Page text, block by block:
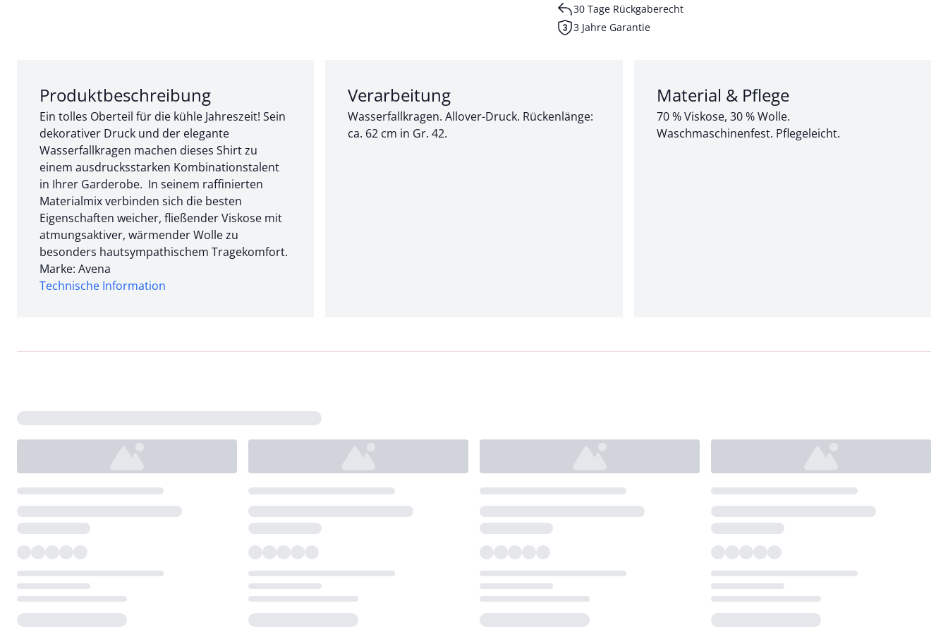
30 Tage Rückgaberecht
3 Jahre Garantie
Abschnitt 1 von 3:
Produktbeschreibung
Ein tolles Oberteil für die kühle Jahreszeit! Sein
dekorativer Druck und der elegante
Wasserfallkragen machen dieses Shirt zu
einem ausdrucksstarken Kombinationstalent
in Ihrer Garderobe. In seinem raffinierten
Materialmix verbinden sich die besten
Eigenschaften weicher, fließender Viskose mit
atmungsaktiver, wärmender Wolle zu
besonders hautsympathischem Tragekomfort.
Marke: Avena
Technische Information
Abschnitt 2 von 3:
Verarbeitung
Wasserfallkragen. Allover-Druck. Rückenlänge:
ca. 62 cm in Gr. 42.
Abschnitt 3 von 3:
Material & Pflege
70 % Viskose, 30 % Wolle.
Waschmaschinenfest. Pflegeleicht.